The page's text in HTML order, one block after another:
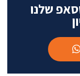
שלנו